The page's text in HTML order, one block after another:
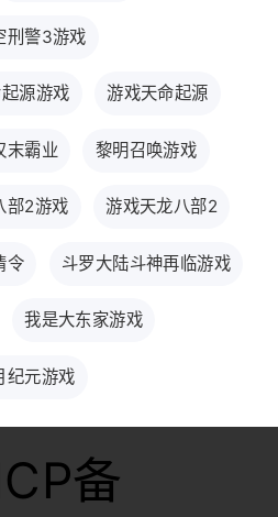
刑警3游戏
源游戏 游戏天命起源
末霸业 黎明召唤游戏
部2游戏 游戏天龙八部2
令 斗罗大陆斗神再临游戏
我是大东家游戏
纪元游戏
备